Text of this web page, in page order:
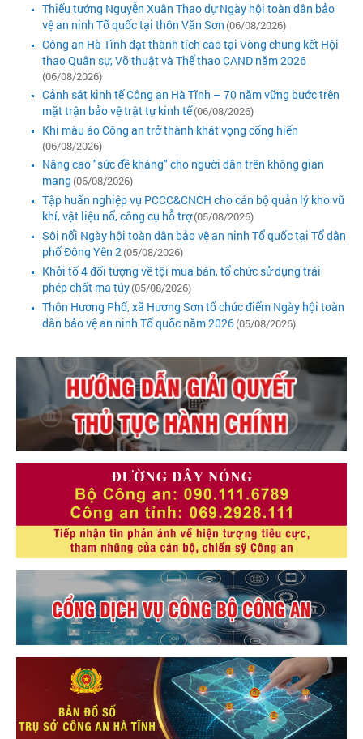
Thiếu tướng Nguyễn Xuân Thao dự Ngày hội toàn dân bảo
vệ an ninh Tổ quốc tại thôn Văn Sơn (06/08/2026)
Công an Hà Tĩnh đạt thành tích cao tại Vòng chung kết Hội
thao Quân sự, Võ thuật và Thể thao CAND năm 2026
(06/08/2026)
Cảnh sát kinh tế Công an Hà Tĩnh – 70 năm vững bước trên
mặt trận bảo vệ trật tự kinh tế(06/08/2026)
Khi màu áo Công an trở thành khát vọng cống hiến
(06/08/2026)
Nâng cao "sức đề kháng" cho người dân trên không gian
mạng (06/08/2026)
Tập huấn nghiệp vụ PCCC&CNCH cho cán bộ quản lý kho vũ
khí, vật liệu nổ, công cụ hỗ trợ(05/08/2026)
Sôi nổi Ngày hội toàn dân bảo vệ an ninh Tổ quốc tại Tổ dân
phố Đông Yên 2(05/08/2026)
Khởi tố 4 đối tượng về tội mua bán, tổ chức sử dụng trái
phép chất ma túy(05/08/2026)
Thôn Hương Phố, xã Hương Sơn tổ chức điểm Ngày hội toàn
dân bảo vệ an ninh Tổ quốc năm 2026(05/08/2026)